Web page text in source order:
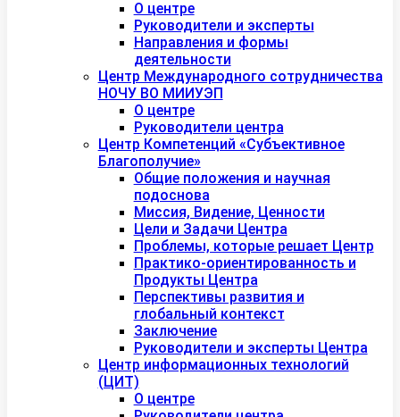
О центре
Руководители и эксперты
Направления и формы
деятельности
Центр Международного сотрудничества
НОЧУ ВО МИИУЭП
О центре
Руководители центра
Центр Компетенций «Субъективное
Благополучие»
Общие положения и научная
подоснова
Миссия, Видение, Ценности
Цели и Задачи Центра
Проблемы, которые решает Центр
Практико-ориентированность и
Продукты Центра
Перспективы развития и
глобальный контекст
Заключение
Руководители и эксперты Центра
Центр информационных технологий
(ЦИТ)
О центре